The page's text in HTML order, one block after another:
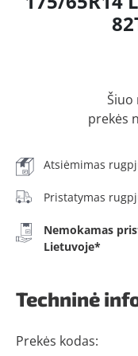
Šiuo
prekės
Atsiėmimas
Pristatymas
Nemokamas
Lietuvoje*
Techninė
Prekės kodas: